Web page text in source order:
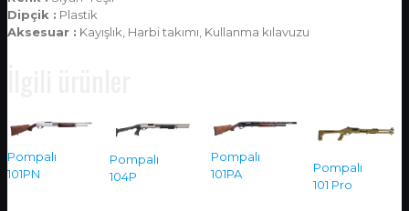
Dipçik : Plastik
Aksesuar : Kayışlık, Harbi takımı, Kullanma kılavuzu
Pompalı
101PN
Pompalı
104P
Pompalı
101PA
Pompalı
101 Pro